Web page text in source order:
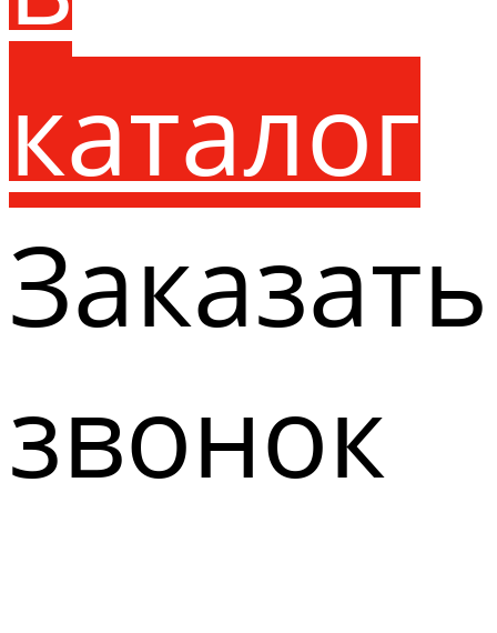
каталог
Заказать
звонок